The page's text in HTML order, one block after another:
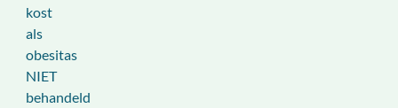
kost
als
obesitas
NIET
behandeld